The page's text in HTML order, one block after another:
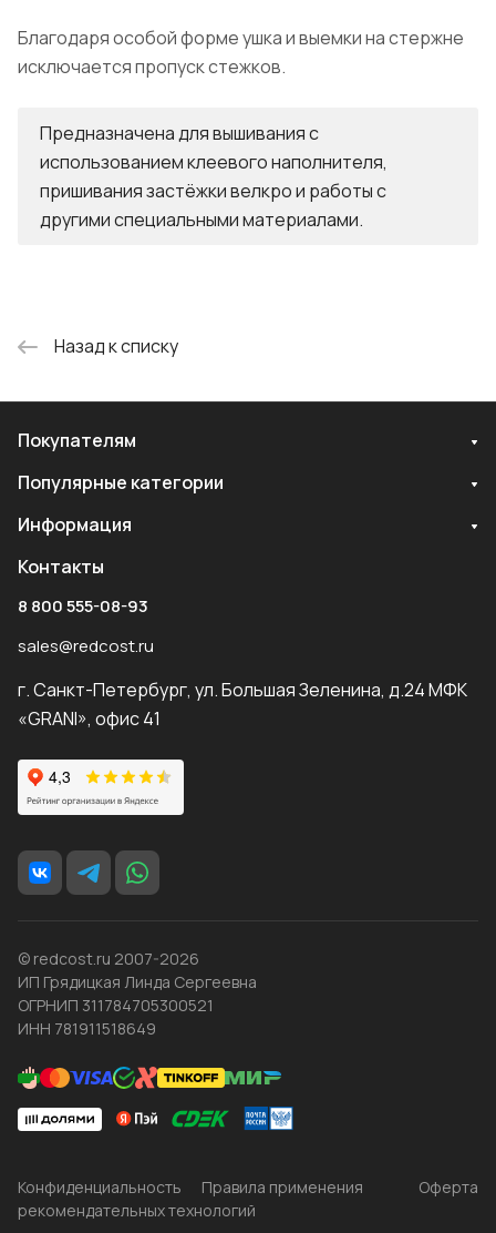
Благодаря особой форме ушка и выемки на стержне
исключается пропуск стежков.
Предназначена для вышивания с
использованием клеевого наполнителя,
пришивания застёжки велкро и работы с
другими специальными материалами.
Назад к списку
Покупателям
Популярные категории
Информация
Контакты
8 800 555-08-93
sales@redcost.ru
г. Санкт-Петербург, ул. Большая Зеленина, д.24 МФК
«GRANI», офис 41
© redcost.ru 2007-2026
ИП Грядицкая Линда Сергеевна
ОГРНИП 311784705300521
ИНН 781911518649
Конфиденциальность
Правила применения
рекомендательных технологий
Оферта